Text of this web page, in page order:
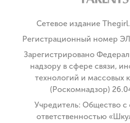
Сетевое издание
Регистрационный номер
Зарегистрировано
надзору в сфере связи,
технологий и массовых
(Роскомнадзор)
Учредитель: Общество с
ответственностью